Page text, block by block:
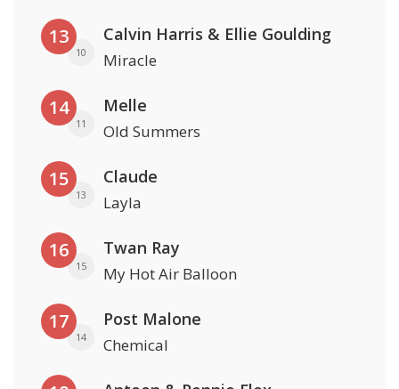
13
10
Calvin Harris & Ellie Goulding
Miracle
14
11
Melle
Old Summers
15
13
Claude
Layla
16
15
Twan Ray
My Hot Air Balloon
17
14
Post Malone
Chemical